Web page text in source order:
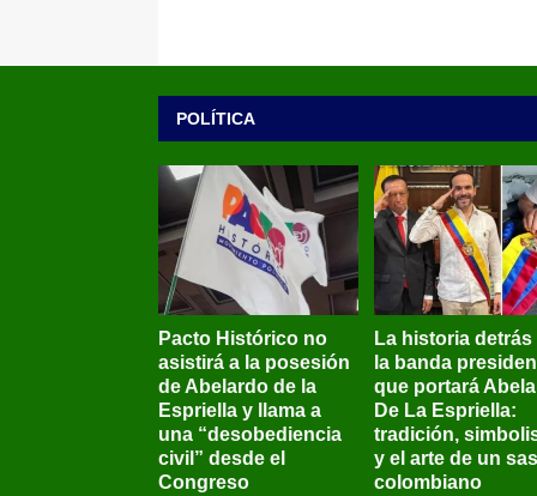
POLÍTICA
Pacto Histórico no
asistirá a la posesión
de Abelardo de la
Espriella y llama a
una “desobediencia
civil” desde el
Congreso
La historia detrás
la banda
que portará
De La Espriella:
tradición,
y el arte de un
colombiano